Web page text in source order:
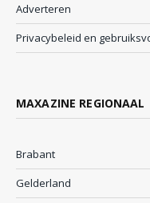
Adverteren
Privacybeleid en
MAXAZINE REGIONAAL
Brabant
Gelderland